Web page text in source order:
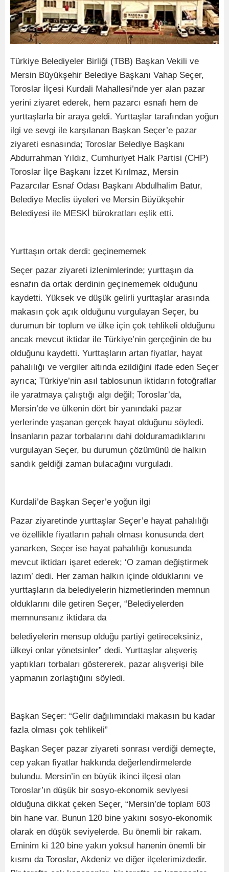
Türkiye Belediyeler Birliği (TBB) Başkan Vekili ve
Mersin Büyükşehir Belediye Başkanı Vahap Seçer,
Toroslar İlçesi Kurdali Mahallesi’nde yer alan pazar
yerini ziyaret ederek, hem pazarcı esnafı hem de
yurttaşlarla bir araya geldi. Yurttaşlar tarafından yoğun
ilgi ve sevgi ile karşılanan Başkan Seçer’e pazar
ziyareti esnasında; Toroslar Belediye Başkanı
Abdurrahman Yıldız, Cumhuriyet Halk Partisi (CHP)
Toroslar İlçe Başkanı İzzet Kırılmaz, Mersin
Pazarcılar Esnaf Odası Başkanı Abdulhalim Batur,
Belediye Meclis üyeleri ve Mersin Büyükşehir
Belediyesi ile MESKİ bürokratları eşlik etti.
Yurttaşın ortak derdi: geçinememek
Seçer pazar ziyareti izlenimlerinde; yurttaşın da
esnafın da ortak derdinin geçinememek olduğunu
kaydetti. Yüksek ve düşük gelirli yurttaşlar arasında
makasın çok açık olduğunu vurgulayan Seçer, bu
durumun bir toplum ve ülke için çok tehlikeli olduğunu
ancak mevcut iktidar ile Türkiye’nin gerçeğinin de bu
olduğunu kaydetti. Yurttaşların artan fiyatlar, hayat
pahalılığı ve vergiler altında ezildiğini ifade eden Seçer
ayrıca; Türkiye’nin asıl tablosunun iktidarın fotoğraflar
ile yaratmaya çalıştığı algı değil; Toroslar’da,
Mersin’de ve ülkenin dört bir yanındaki pazar
yerlerinde yaşanan gerçek hayat olduğunu söyledi.
İnsanların pazar torbalarını dahi dolduramadıklarını
vurgulayan Seçer, bu durumun çözümünü de halkın
sandık geldiği zaman bulacağını vurguladı.
Kurdali’de Başkan Seçer’e yoğun ilgi
Pazar ziyaretinde yurttaşlar Seçer’e hayat pahalılığı
ve özellikle fiyatların pahalı olması konusunda dert
yanarken, Seçer ise hayat pahalılığı konusunda
mevcut iktidarı işaret ederek; ‘O zaman değiştirmek
lazım’ dedi. Her zaman halkın içinde olduklarını ve
yurttaşların da belediyelerin hizmetlerinden memnun
olduklarını dile getiren Seçer, “Belediyelerden
memnunsanız iktidara da
belediyelerin mensup olduğu partiyi getireceksiniz,
ülkeyi onlar yönetsinler” dedi. Yurttaşlar alışveriş
yaptıkları torbaları göstererek, pazar alışverişi bile
yapmanın zorlaştığını söyledi.
Başkan Seçer: “Gelir dağılımındaki makasın bu kadar
fazla olması çok tehlikeli”
Başkan Seçer pazar ziyareti sonrası verdiği demeçte,
cep yakan fiyatlar hakkında değerlendirmelerde
bulundu. Mersin’in en büyük ikinci ilçesi olan
Toroslar’ın düşük bir sosyo-ekonomik seviyesi
olduğuna dikkat çeken Seçer, “Mersin’de toplam 603
bin hane var. Bunun 120 bine yakını sosyo-ekonomik
olarak en düşük seviyelerde. Bu önemli bir rakam.
Eminim ki 120 bine yakın yoksul hanenin önemli bir
kısmı da Toroslar, Akdeniz ve diğer ilçelerimizdedir.